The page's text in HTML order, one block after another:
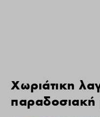
Χωριάτικη
παραδοσιακή